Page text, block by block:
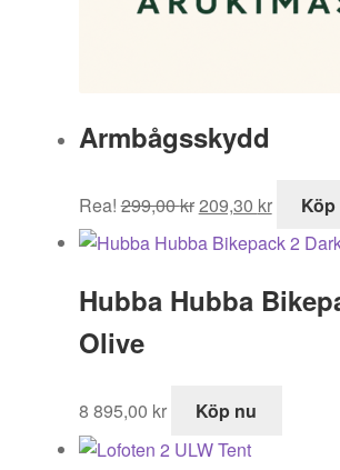
Armbågsskydd
Rea! 299,00kr
ursprungliga
priset
299,00 kr.
209,30 kr
priset
209,30
Köp
Hubba Hubba
Olive
8 895,00 kr Köp nu